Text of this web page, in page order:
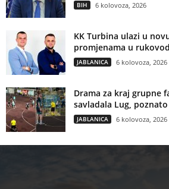
BIH 6 kolovoza, 2026
KK Turbina ulazi u
promjenama u
JABLANICA 6 kolovoza, 2026
Drama za kraj grupne
savladala Lug,
JABLANICA 6 kolovoza, 2026